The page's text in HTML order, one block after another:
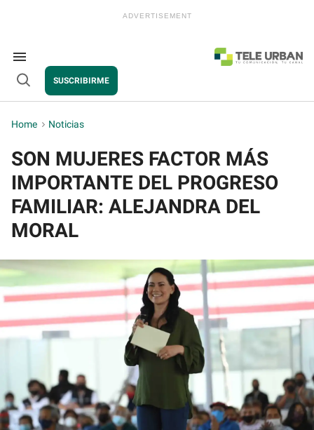
Search
&
Section
Navigation
Open
SUSCRIBIRME
Home > Noticias
SON MUJERES FACTOR MÁS
IMPORTANTE DEL PROGRESO
FAMILIAR: ALEJANDRA DEL
MORAL